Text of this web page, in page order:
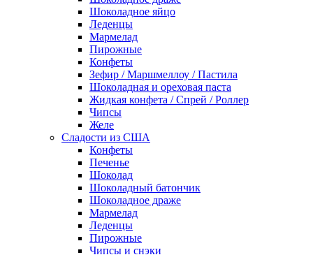
Шоколадное яйцо
Леденцы
Мармелад
Пирожные
Конфеты
Зефир / Маршмеллоу / Пастила
Шоколадная и ореховая паста
Жидкая конфета / Спрей / Роллер
Чипсы
Желе
Сладости из США
Конфеты
Печенье
Шоколад
Шоколадный батончик
Шоколадное драже
Мармелад
Леденцы
Пирожные
Чипсы и снэки